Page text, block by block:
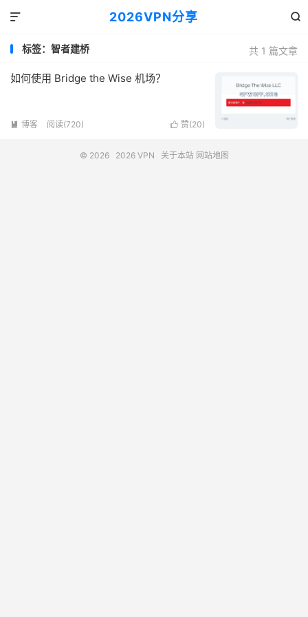
2026VPN分享 

共 1 篇文章
标签：智者建桥
如何使用 Bridge the Wise 机场？
 赞(20)
 博客 阅读(720)
© 2026 2026 VPN 关于本站 网站地图